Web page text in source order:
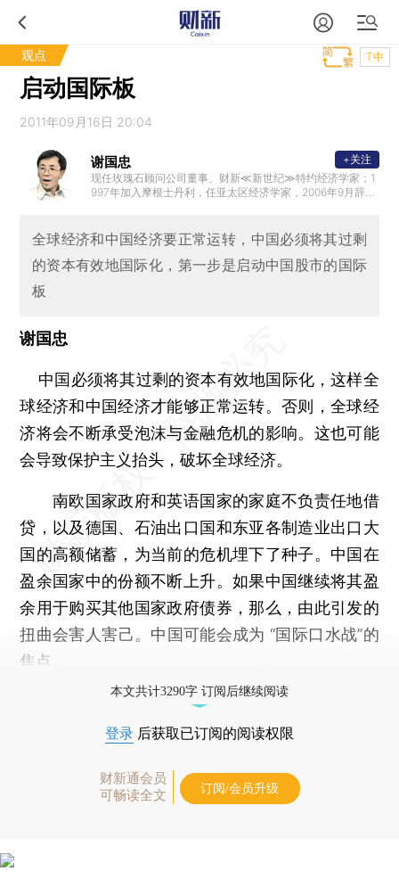
观点 T中
启动国际板
2011年09月16日 20:04
谢国忠
现任玫瑰石顾问公司董事、财新≪新世纪≫特约经济学家；1
997年加入摩根士丹利，任亚太区经济学家，2006年9月辞去
+关注
全球经济和中国经济要正常运转，中国必须将其过剩
的资本有效地国际化，第一步是启动中国股市的国际
板
谢国忠
中国必须将其过剩的资本有效地国际化，这样全
球经济和中国经济才能够正常运转。否则，全球经
济将会不断承受泡沫与金融危机的影响。这也可能
会导致保护主义抬头，破坏全球经济。
南欧国家政府和英语国家的家庭不负责任地借
贷，以及德国、石油出口国和东亚各制造业出口大
国的高额储蓄，为当前的危机埋下了种子。中国在
盈余国家中的份额不断上升。如果中国继续将其盈
余用于购买其他国家政府债券，那么，由此引发的
扭曲会害人害己。中国可能会成为 “国际口水战”的
焦点。
本文共计3290字 订阅后继续阅读
登录 后获取已订阅的阅读权限
财新通会员
可畅读全文
订阅/会员升级